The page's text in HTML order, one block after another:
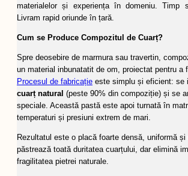
materialelor și experiența în domeniu. Timp
Livram rapid oriunde în țară.
Cum se Produce Compozitul de Cuarț?
Spre deosebire de marmura sau travertin,
un material inbunatatit de om, proiectat pentru a
Procesul de fabricație este simplu și eficient: se
cuarț natural (peste 90% din compoziție) și se
speciale. Această pastă este apoi turnată în
temperaturi și presiuni extrem de mari.
Rezultatul este o placă foarte densă, uniformă și
păstrează toată duritatea cuarțului, dar elimină
fragilitatea pietrei naturale.